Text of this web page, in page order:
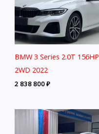
BMW 3 Series 2.0T 156HP
2WD 2022
2 838 800₽